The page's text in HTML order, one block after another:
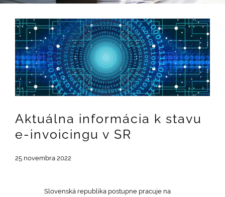
Zobraziť
väčší
obrázok
Aktuálna informácia k stavu
e-invoicingu v SR
25 novembra 2022
Slovenská republika postupne pracuje na